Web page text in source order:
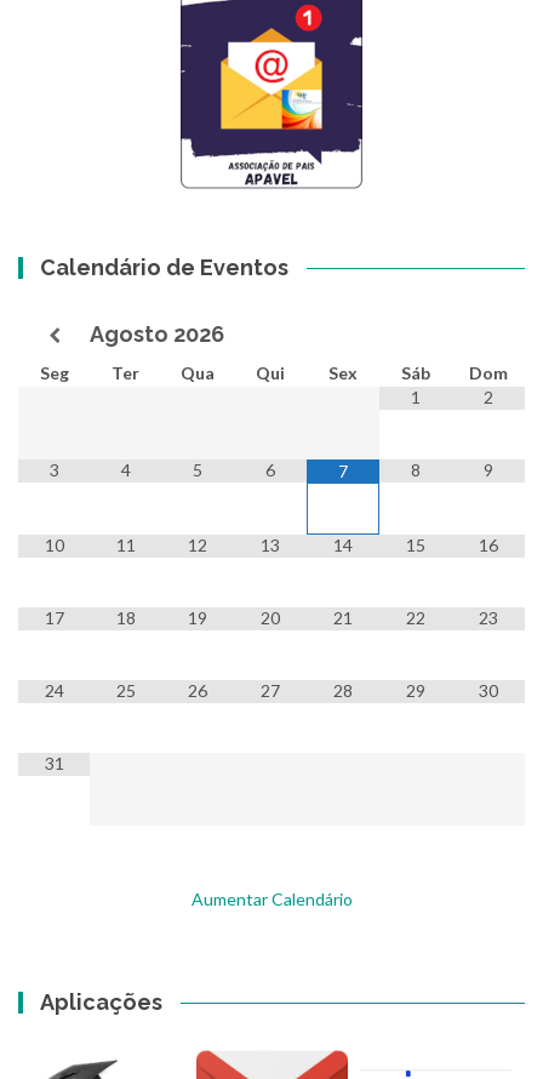
Calendário de Eventos
Agosto 2026
Seg Ter Qua Qui Sex Sáb
Dom
1
2
3 4 5 6 7 8 9
10 11 12 13 14 15 16
17 18 19 20 21 22 23
24 25 26 27 28 29 30
31
Aumentar Calendário
Aplicações